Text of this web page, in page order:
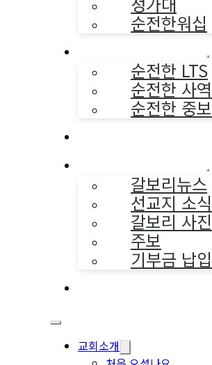
순전한워십
순전한 LTS
순전한 사
순전한 중
갈보리뉴스
선교지 소식
갈보리 사
주보
기부금 납
교회소개